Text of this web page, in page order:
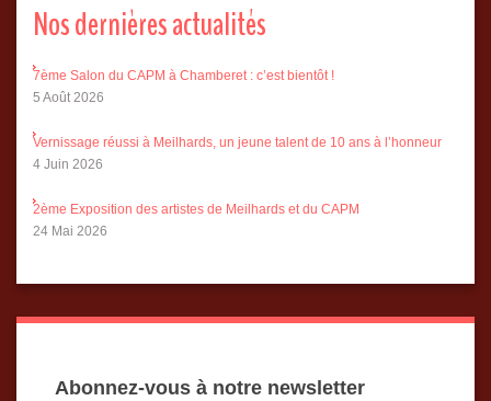
Nos dernières actualités
7ème Salon du CAPM à Chamberet : c’est bientôt !
5 Août 2026
Vernissage réussi à Meilhards, un jeune talent de 10 ans à l’honneur
4 Juin 2026
2ème Exposition des artistes de Meilhards et du CAPM
24 Mai 2026
Abonnez-vous à notre newsletter